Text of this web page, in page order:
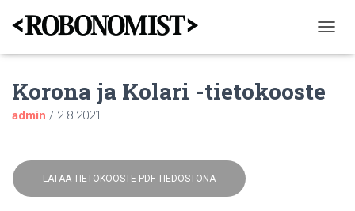
A
Korona ja Kolari -tietokooste
admin / 2.8.2021
LATAA TIETOKOOSTE PDF-TIEDOSTONA